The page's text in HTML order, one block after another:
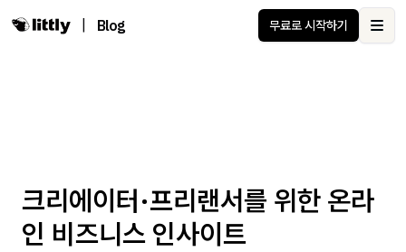
Blog 무료로 시작하기
크리에이터·프리랜서를 위한 온라
인 비즈니스 인사이트